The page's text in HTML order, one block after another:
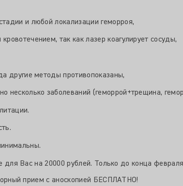
и любой локализации геморроя,
так как лазер коагулирует сосуды,
другие методы противопоказаны,
несколько заболеваний (геморрой+трещина,
для Вас на 20000 рублей. Только до конца
прием с аноскопией БЕСПЛАТНО!